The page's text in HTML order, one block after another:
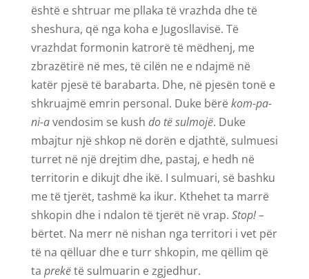
është e shtruar me pllaka të vrazhda dhe të
sheshura, që nga koha e Jugosllavisë. Të
vrazhdat formonin katrorë të mëdhenj, me
zbrazëtirë në mes, të cilën ne e ndajmë në
katër pjesë të barabarta. Dhe, në pjesën tonë e
shkruajmë emrin personal. Duke bërëkom-pa-
ni-avendosim se kush do të sulmojë. Duke
mbajtur një shkop në dorën e djathtë, sulmuesi
turret në një drejtim dhe, pastaj, e hedh në
territorin e dikujt dhe ikë. I sulmuari, së bashku
me të tjerët, tashmë ka ikur. Kthehet ta marrë
shkopin dhe i ndalon të tjerët në vrap. Stop!–
bërtet. Na merr në nishan nga territori i vet për
të na qëlluar dhe e turr shkopin, me qëllim që
ta prekëtë sulmuarin e zgjedhur.